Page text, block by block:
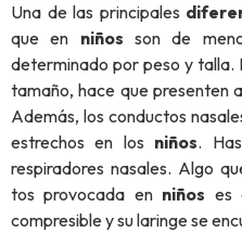
Una de las principales
que en niños son de
determinado por peso y talla.
tamaño, hace que presenten
Además, los conductos
estrechos en los niños.
respiradores nasales. Algo
tos provocada en niños es
compresible y su laringe se